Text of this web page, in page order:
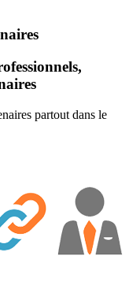
partout dans le